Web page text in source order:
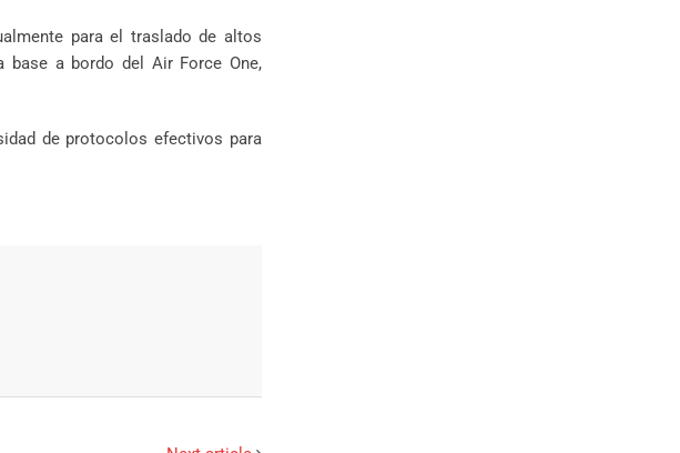
para el traslado de altos
base a bordo del Air Force One,
de protocolos efectivos para